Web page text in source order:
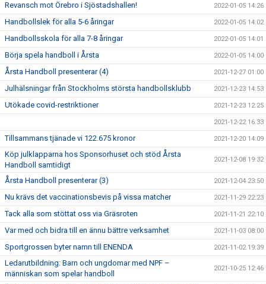
Revansch mot Örebro i Sjöstadshallen! 2022-01-05 14:26
Handbollslek för alla 5-6 åringar 2022-01-05 14:02
Handbollsskola för alla 7-8 åringar 2022-01-05 14:01
Börja spela handboll i Årsta 2022-01-05 14:00
Årsta Handboll presenterar (4) 2021-12-27 01:00
Julhälsningar från Stockholms största handbollsklubb 2021-12-23 14:53
Utökade covid-restriktioner 2021-12-23 12:25
2021-12-22 16:33
Tillsammans tjänade vi 122.675 kronor 2021-12-20 14:09
Köp julklapparna hos Sponsorhuset och stöd Årsta
Handboll samtidigt
2021-12-08 19:32
Årsta Handboll presenterar (3) 2021-12-04 23:50
Nu krävs det vaccinationsbevis på vissa matcher 2021-11-29 22:23
Tack alla som stöttat oss via Gräsroten 2021-11-21 22:10
Var med och bidra till en ännu bättre verksamhet 2021-11-03 08:00
Sportgrossen byter namn till ENENDA 2021-11-02 19:39
Ledarutbildning: Barn och ungdomar med NPF –
människan som spelar handboll
2021-10-25 12:46